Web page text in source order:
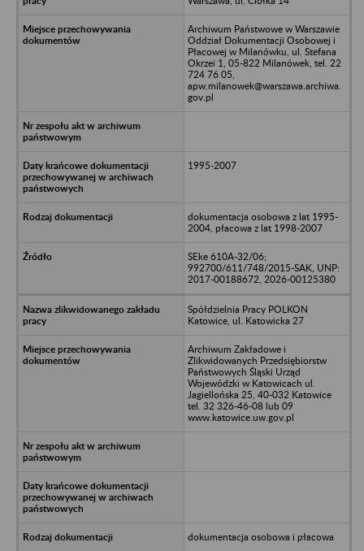
Archiwum Państwowe w Warszawie
Oddział Dokumentacji Osobowej i
Płacowej w Milanówku, ul. Stefana
Okrzei 1, 05-822 Milanówek, tel. 22
724 76 05,
apw.milanowek@warszawa.archiwa.
gov.pl
1995-2007
dokumentacja osobowa z lat 1995-
2004, płacowa z lat 1998-2007
SEke 610A-32/06;
992700/611/748/2015-SAK, UNP:
2017-00188672, 2026-00125380
Spółdzielnia Pracy POLKON
Katowice, ul. Katowicka 27
Archiwum Zakładowe i
Zlikwidowanych Przedsiębiorstw
Państwowych Śląski Urząd
Wojewódzki w Katowicach ul.
Jagiellońska 25, 40-032 Katowice
tel. 32 326-46-08 lub 09
www.katowice.uw.gov.pl
dokumentacja osobowa i płacowa